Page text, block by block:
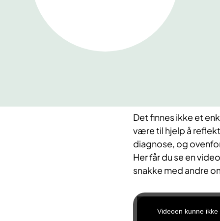
Det finnes ikke et
være til hjelp å
diagnose, og
Her får du se en
snakke med andre
Videoen kunne